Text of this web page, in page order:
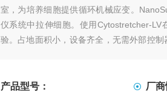
室，为培养细胞提供循环机械应变。
仪系统中拉伸细胞。使用Cytostretcher-LV
验。占地面积小，设备齐全，无需外部控
产品型号： 厂